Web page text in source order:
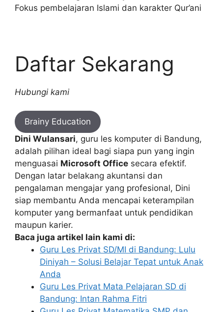
Fokus pembelajaran Islami dan karakter Qur’ani
Daftar Sekarang
Hubungi kami
Brainy Education
Dini Wulansari, guru les komputer di Bandung,
adalah pilihan ideal bagi siapa pun yang ingin
menguasai Microsoft Office secara efektif.
Dengan latar belakang akuntansi dan
pengalaman mengajar yang profesional, Dini
siap membantu Anda mencapai keterampilan
komputer yang bermanfaat untuk pendidikan
maupun karier.
Baca juga artikel lain kami di:
Guru Les Privat SD/MI di Bandung: Lulu
Diniyah – Solusi Belajar Tepat untuk Anak
Anda
Guru Les Privat Mata Pelajaran SD di
Bandung: Intan Rahma Fitri